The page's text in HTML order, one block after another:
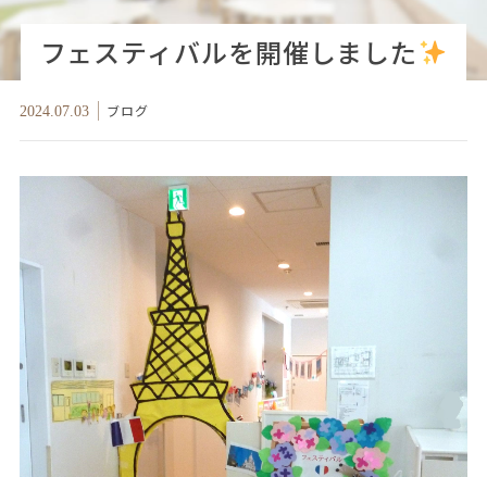
フェスティバルを開催しました
2024.07.03 ブログ